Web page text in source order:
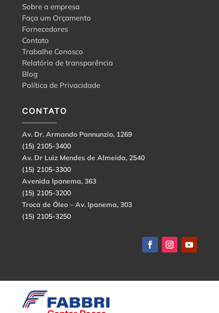
Sobre a empresa
Faça um Orçamento
Fornecedores
Contato
Trabalhe Conosco
Relatório de transparência
Blog
Política de Privacidade
CONTATO
Av. Dr. Armando Pannunzio, 1269
(15) 2105-3400
Av. Dr Luiz Mendes de Almeida, 2540
(15) 2105-3300
Avenida Ipanema, 363
(15) 2105-3200
Troca de Óleo – Av. Ipanema, 303
(15) 2105-3250